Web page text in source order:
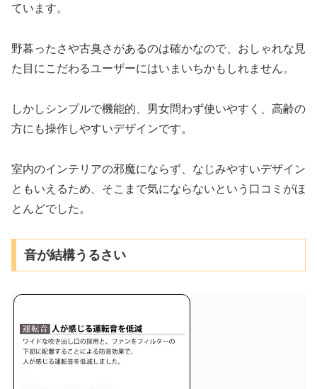
ています。
野暮ったさや古臭さがあるのは確かなので、おしゃれな見
た目にこだわるユーザーにはいまいちかもしれません。
しかしシンプルで機能的、男女問わず使いやすく、高齢の
方にも操作しやすいデザインです。
室内のインテリアの邪魔にならず、なじみやすいデザイン
ともいえるため、そこまで気にならないという口コミがほ
とんどでした。
音が結構うるさい